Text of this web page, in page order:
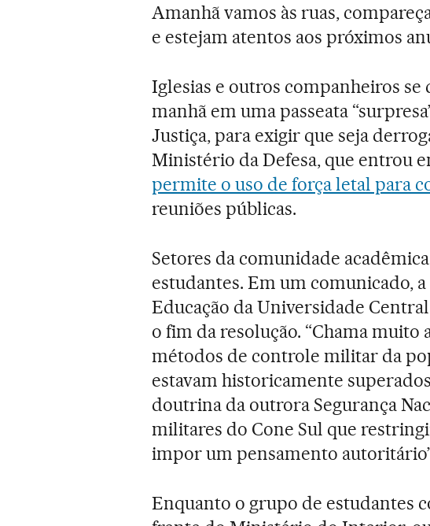
Amanhã vamos às ruas,
e estejam atentos aos próximos
Iglesias e outros companheiros
manhã em uma passeata
Justiça, para exigir que seja
Ministério da Defesa, que entrou
permite o uso de força letal para
reuniões públicas.
Setores da comunidade
estudantes. Em um comunicado,
Educação da Universidade
o fim da resolução. “Chama muito
métodos de controle militar da
estavam historicamente
doutrina da outrora Segurança
militares do Cone Sul que
impor um pensamento
Enquanto o grupo de estudantes